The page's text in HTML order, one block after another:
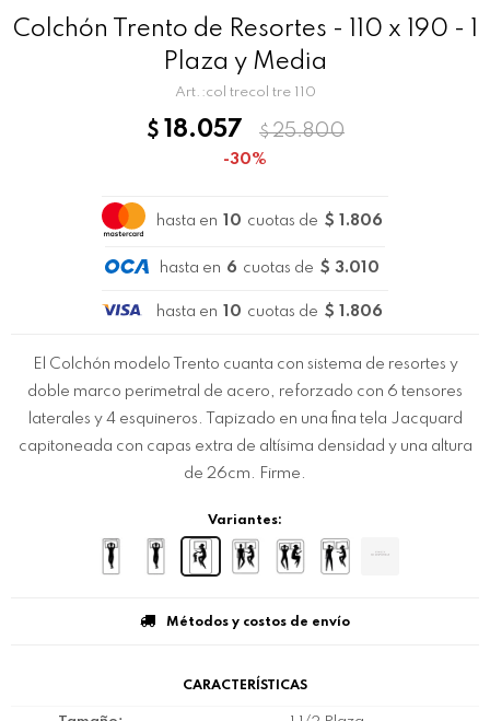
Colchón Trento de Resortes - 110 x 190 - 1
Plaza y Media
col trecol tre 110
$ 18.057 $ 25.800
30
hasta en 10 cuotas de $ 1.806
hasta en 6 cuotas de $ 3.010
hasta en 10 cuotas de $ 1.806
El Colchón modelo Trento cuanta con sistema de resortes y
doble marco perimetral de acero, reforzado con 6 tensores
laterales y 4 esquineros. Tapizado en una fina tela Jacquard
capitoneada con capas extra de altísima densidad y una altura
de 26cm. Firme.
Variantes:
Métodos y costos de envío
CARACTERÍSTICAS